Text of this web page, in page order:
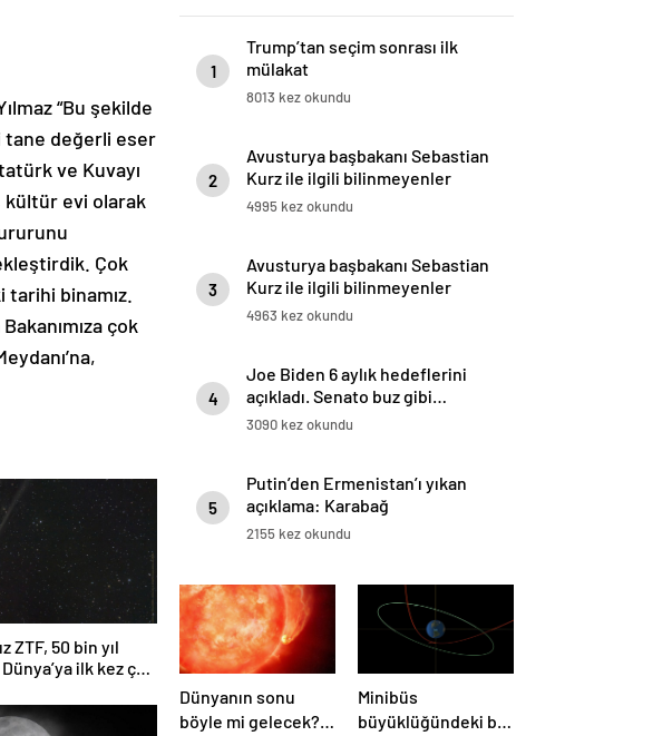
“Bu şekilde
tane değerli eser
ve Kuvayı
kültür evi olarak
Çok
tarihi binamız.
çok
ZTF, 50 bin yıl
ilk kez çok
1
Trump’tan seçim sonrası ilk
mülakat
8013 kez okundu
2
Avusturya başbakanı Sebastian
Kurz ile ilgili bilinmeyenler
4995 kez okundu
3
Avusturya başbakanı Sebastian
Kurz ile ilgili bilinmeyenler
4963 kez okundu
4
Joe Biden 6 aylık hedeflerini
açıkladı. Senato buz gibi…
3090 kez okundu
5
Putin’den Ermenistan’ı yıkan
açıklama: Karabağ
Azerbaycan’ın ayrılmaz bir
2155 kez okundu
Dünyanın sonu
böyle mi gelecek?
Minibüs
büyüklüğündeki bir